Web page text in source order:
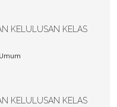
KELULUSAN KELAS
KELULUSAN KELAS